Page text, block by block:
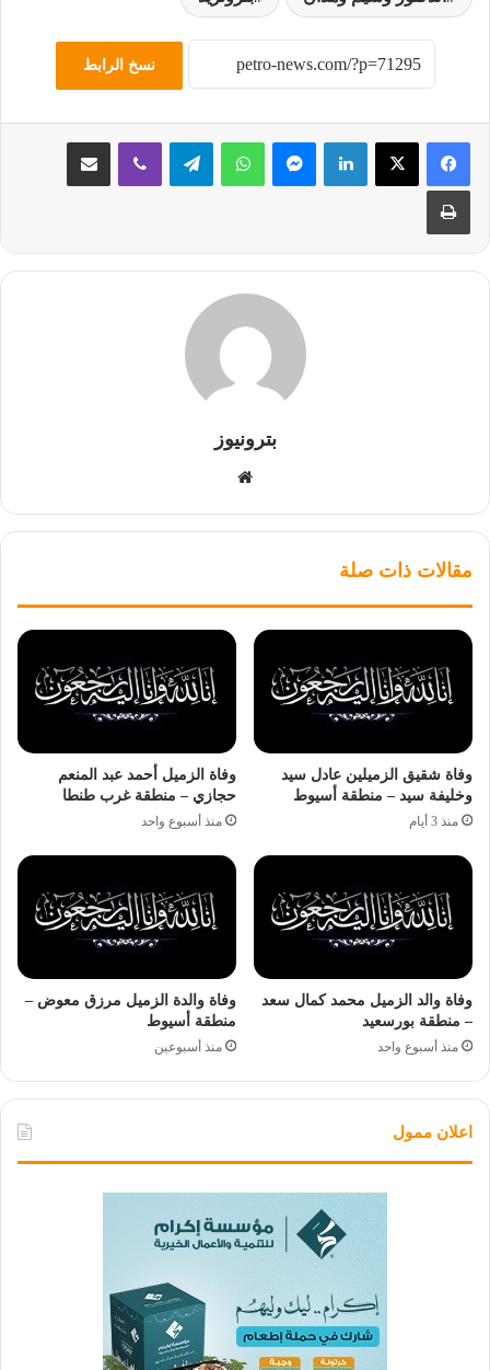
نسخ الرابط
لينكدإن ماسنجر واتساب تيلقرام ڤايبر مشاركة عبر البريد
طباعة
بترونيوز
مقالات ذات صلة
وفاة شقيق الزميلين عادل سيد
وخليفة سيد – منطقة أسيوط
منذ 3 أيام
وفاة الزميل أحمد عبد المنعم
حجازي – منطقة غرب طنطا
منذ أسبوع واحد
وفاة والد الزميل محمد كمال سعد
– منطقة بورسعيد
منذ أسبوع واحد
وفاة والدة الزميل مرزق معوض –
منطقة أسيوط
منذ أسبوعين
اعلان ممول